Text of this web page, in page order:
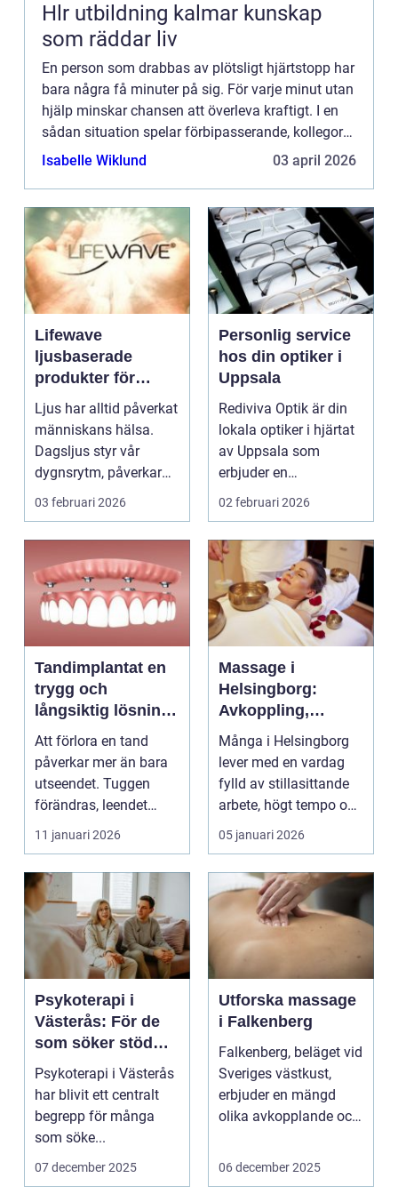
Hlr utbildning kalmar kunskap
som räddar liv
En person som drabbas av plötsligt hjärtstopp har
bara några få minuter på sig. För varje minut utan
hjälp minskar chansen att överleva kraftigt. I en
sådan situation spelar förbipasserande, kollegor
eller familjemedlemmar en avgörande roll. Med
Isabelle Wiklund 03 april 2026
Lifewave
ljusbaserade
produkter för
hälsa och
välbefinnande
Ljus har alltid påverkat
människans hälsa.
Dagsljus styr vår
dygnsrytm, påverkar
humör, sömn och ene...
03 februari 2026
Personlig service
hos din optiker i
Uppsala
Rediviva Optik är din
lokala optiker i hjärtat
av Uppsala som
erbjuder en
kombination av p...
02 februari 2026
Tandimplantat en
trygg och
långsiktig lösning
för förlorade
tänder
Att förlora en tand
påverkar mer än bara
utseendet. Tuggen
förändras, leendet
känns annorlunda och
m...
11 januari 2026
Massage i
Helsingborg:
Avkoppling,
återhämtning och
friskare kropp
Många i Helsingborg
lever med en vardag
fylld av stillasittande
arbete, högt tempo och
&a...
05 januari 2026
Psykoterapi i
Västerås: För de
som söker stöd
och vägledning i
sina liv
Psykoterapi i Västerås
har blivit ett centralt
begrepp för många
som söke...
07 december 2025
Utforska massage
i Falkenberg
Falkenberg, beläget vid
Sveriges västkust,
erbjuder en mängd
olika avkopplande och
06 december 2025